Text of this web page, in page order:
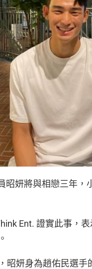
昭妍將與相戀三年，
Ent. 證實此事，
昭妍身為趙佑民選手